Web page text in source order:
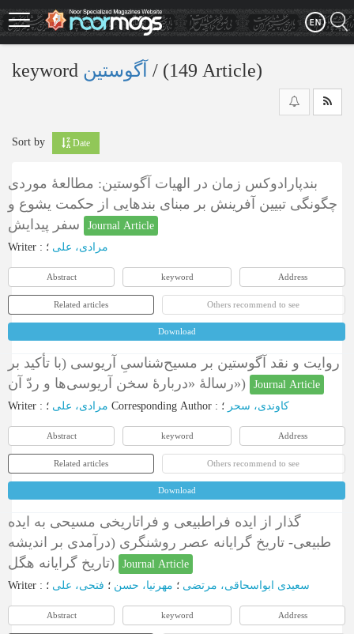
Skip
to
main
keyword ‎/ (149 Article)
Sort by Date
بندپارادوکس زمان در الهیات آگوستین: مطالعۀ موردی
چگونگی تبیین آفرینش بر مبنای بندهایی از حکمت یشوع و
Journal Article
Writer : مرادی، علی ؛
Abstract keyword Address
Related articles Others recommend to see
Download
روایت و نقد آگوستین بر مسیح‌شناسیِ آریوسی (با تأکید بر
رسالۀ «دربارۀ سخن آریوسی‌ها و ردّ آن»)
Journal Article
Writer : مرادی، علی Corresponding Author : کاوندی، سحر ؛
Abstract keyword Address
Related articles Others recommend to see
Download
گذار از ایده فراطبیعی و فراتاریخی مسیحی به ایده
طبیعی- تاریخ گرایانه عصر روشنگری (درآمدی بر اندیشه
تاریخ گرایانه هگل)
Journal Article
Writer : سعیدی ابواسحاقی، مرتضی ؛ مهرنیا، حسن ؛ فتحی، علی ؛
Abstract keyword Address